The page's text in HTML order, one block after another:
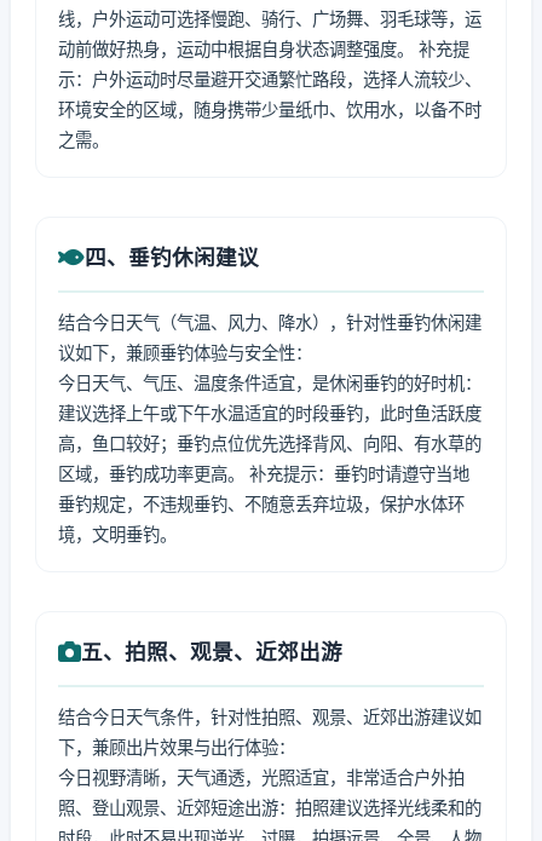
线，户外运动可选择慢跑、骑行、广场舞、羽毛球等，运
动前做好热身，运动中根据自身状态调整强度。 补充提
示：户外运动时尽量避开交通繁忙路段，选择人流较少、
环境安全的区域，随身携带少量纸巾、饮用水，以备不时
之需。
四、垂钓休闲建议
结合今日天气（气温、风力、降水），针对性垂钓休闲建
议如下，兼顾垂钓体验与安全性：
今日天气、气压、温度条件适宜，是休闲垂钓的好时机：
建议选择上午或下午水温适宜的时段垂钓，此时鱼活跃度
高，鱼口较好；垂钓点位优先选择背风、向阳、有水草的
区域，垂钓成功率更高。 补充提示：垂钓时请遵守当地
垂钓规定，不违规垂钓、不随意丢弃垃圾，保护水体环
境，文明垂钓。
五、拍照、观景、近郊出游
结合今日天气条件，针对性拍照、观景、近郊出游建议如
下，兼顾出片效果与出行体验：
今日视野清晰，天气通透，光照适宜，非常适合户外拍
照、登山观景、近郊短途出游：拍照建议选择光线柔和的